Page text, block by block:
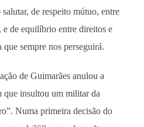
de respeito mútuo, entre
de equilíbrio entre direitos e
que sempre nos perseguirá.
de Guimarães anulou a
que insultou um militar da
Numa primeira decisão do